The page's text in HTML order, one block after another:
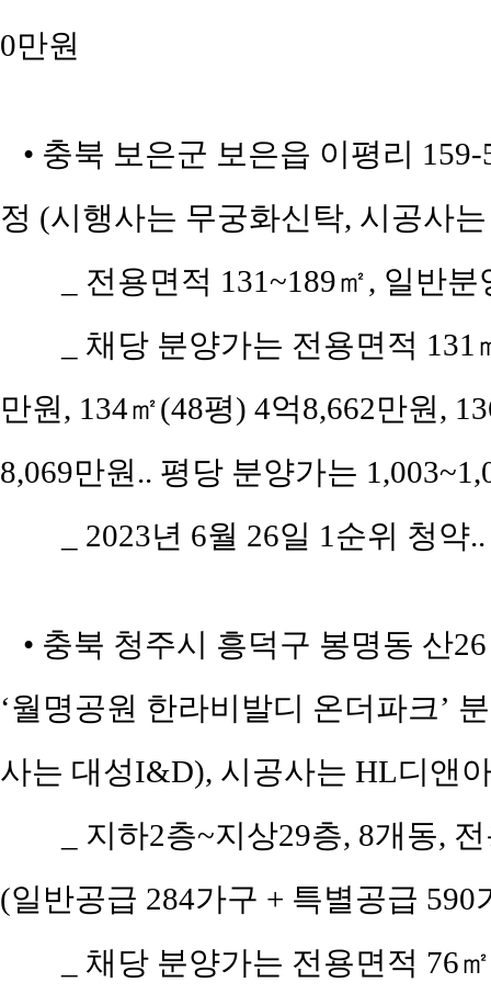
0만원
• 충북 보은군 보은읍 이평리
정 (시행사는 무궁화신탁, 시공사
_ 전용면적 131~189㎡, 일반
_ 채당 분양가는 전용면적
만원, 134㎡(48평) 4억8,662만원,
8,069만원.. 평당 분양가는
_ 2023년 6월 26일 1순위 청
• 충북 청주시 흥덕구 봉명동 산
‘월명공원 한라비발디 온더파크’
사는 대성I&D), 시공사는 HL디앤
_ 지하2층~지상29층, 8개동,
(일반공급 284가구 + 특별공급 590
_ 채당 분양가는 전용면적 76